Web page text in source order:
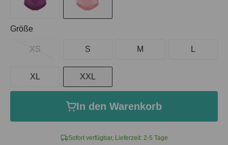
Sofort verfügbar, Lieferzeit: 2-5 Tage
Größe
XS S M L
XL XXL
In den Warenkorb